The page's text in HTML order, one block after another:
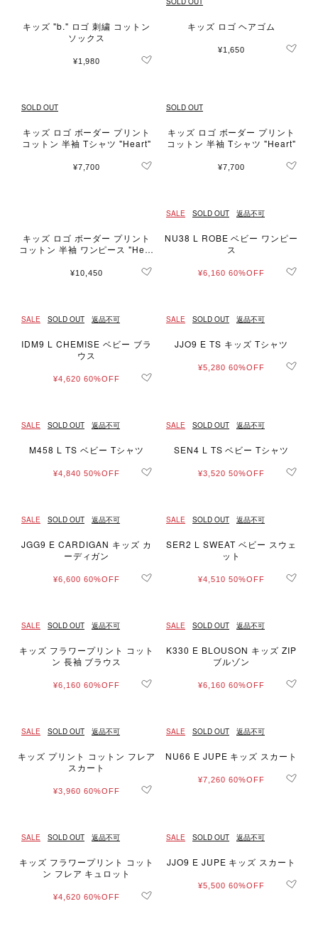
キッズ "b." ロゴ 刺繍 コットン
ソックス
¥1,980
キッズ ロゴ ヘアゴム
¥1,650
SOLD OUT
キッズ ロゴ ボーダー プリント
コットン 半袖 Tシャツ "Heart"
¥7,700
SOLD OUT
キッズ ロゴ ボーダー プリント
コットン 半袖 Tシャツ "Heart"
¥7,700
キッズ ロゴ ボーダー プリント
コットン 半袖 ワンピース "Hear
¥10,450
SALE SOLD OUT 返品不可
NU38 L ROBE ベビー ワンピー
ス
¥6,160 60%OFF
SALE SOLD OUT 返品不可
IDM9 L CHEMISE ベビー ブラ
ウス
¥4,620 60%OFF
SALE SOLD OUT 返品不可
JJO9 E TS キッズ Tシャツ
¥5,280 60%OFF
SALE SOLD OUT 返品不可
M458 L TS ベビー Tシャツ
¥4,840 50%OFF
SALE SOLD OUT 返品不可
SEN4 L TS ベビー Tシャツ
¥3,520 50%OFF
SALE SOLD OUT 返品不可
JGG9 E CARDIGAN キッズ カ
ーディガン
¥6,600 60%OFF
SALE SOLD OUT 返品不可
SER2 L SWEAT ベビー スウェ
ット
¥4,510 50%OFF
SALE SOLD OUT 返品不可
キッズ フラワープリント コット
ン 長袖 ブラウス
¥6,160 60%OFF
SALE SOLD OUT 返品不可
K330 E BLOUSON キッズ ZIP
ブルゾン
¥6,160 60%OFF
SALE SOLD OUT 返品不可
キッズ プリント コットン フレア
スカート
¥3,960 60%OFF
SALE SOLD OUT 返品不可
NU66 E JUPE キッズ スカート
¥7,260 60%OFF
SALE SOLD OUT 返品不可
キッズ フラワープリント コット
ン フレア キュロット
¥4,620 60%OFF
SALE SOLD OUT 返品不可
JJO9 E JUPE キッズ スカート
¥5,500 60%OFF